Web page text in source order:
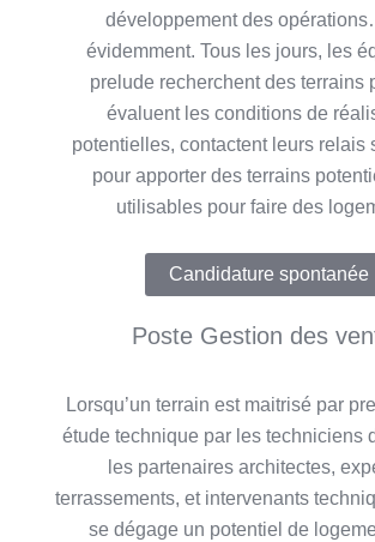
développement des
évidemment. Tous les jours, les
prelude recherchent des terrains
évaluent les conditions de
potentielles, contactent leurs relais
pour apporter des terrains
utilisables pour faire des
Candidature spontanée
Poste Gestion des
Lorsqu’un terrain est maitrisé par
étude technique par les techniciens
les partenaires architectes,
terrassements, et intervenants
se dégage un potentiel de